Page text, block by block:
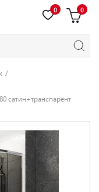
0 0
сатин+транспарент